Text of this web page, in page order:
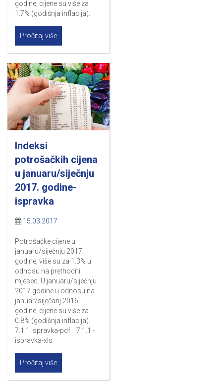
godine, cijene su više za
1.7% (godišnja inflacija).
Pročitaj više
Indeksi
potrošačkih cijena
u januaru/siječnju
2017. godine-
ispravka
15.03.2017
Potrošačke cijene u
januaru/siječnju 2017.
godine, više su za 1.3% u
odnosu na prethodni
mjesec. U januaru/siječnju
2017.godine u odnosu na
januar/siječanj 2016.
godine, cijene su više za
0.8% (godišnja inflacija).
7.1.1 Ispravka-pdf 7.1.1 -
ispravka-xls
Pročitaj više